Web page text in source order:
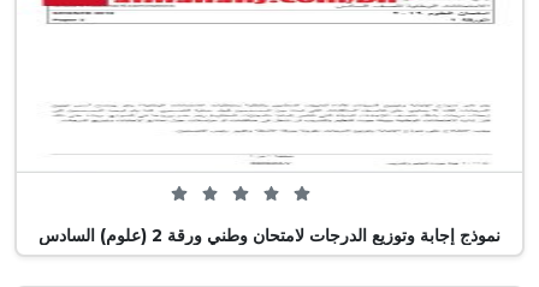
0 من 5 (0 تصويت)
نموذج إجابة وتوزيع الدرجات لامتحان وطني ورقة 2 (علوم) السادس